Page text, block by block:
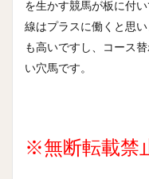
を生かす競馬が板に付
線はプラスに働くと思
も高いですし、コース
い穴馬です。
※無断転載禁